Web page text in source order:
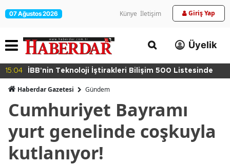
07 Ağustos 2026 Künye İletişim Giriş Yap
Üyelik
15:04 İBB'nin Teknoloji İştirakleri Bilişim 500 Listesinde
Haberdar Gazetesi Gündem
Cumhuriyet Bayramı
yurt genelinde coşkuyla
kutlanıyor!